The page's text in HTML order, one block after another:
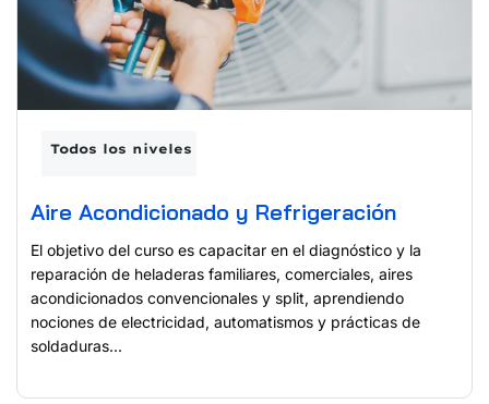
Todos los niveles
Aire Acondicionado y Refrigeración
El objetivo del curso es capacitar en el diagnóstico y la
reparación de heladeras familiares, comerciales, aires
acondicionados convencionales y split, aprendiendo
nociones de electricidad, automatismos y prácticas de
soldaduras...